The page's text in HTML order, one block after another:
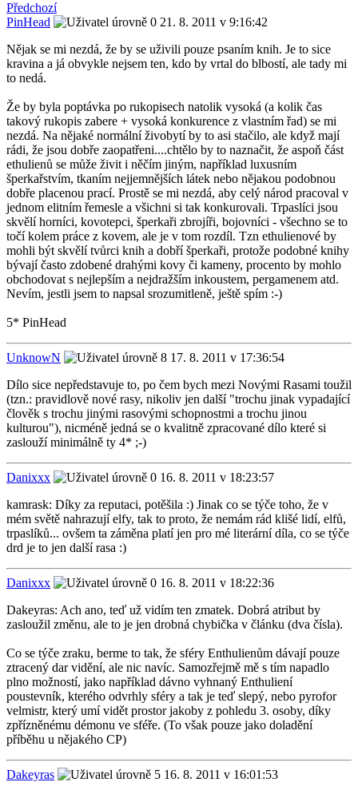
Předchozí
PinHead
21. 8. 2011 v 9:16:42
Nějak se mi nezdá, že by se uživili pouze psaním knih. Je to sice
kravina a já obvykle nejsem ten, kdo by vrtal do blbostí, ale tady mi
to nedá.
Že by byla poptávka po rukopisech natolik vysoká (a kolik čas
takový rukopis zabere + vysoká konkurence z vlastním řad) se mi
nezdá. Na nějaké normální živobytí by to asi stačilo, ale když mají
rádi, že jsou dobře zaopatřeni....chtělo by to naznačit, že aspoň část
ethulienů se může živit i něčím jiným, například luxusním
šperkařstvím, tkaním nejjemnějších látek nebo nějakou podobnou
dobře placenou prací. Prostě se mi nezdá, aby celý národ pracoval v
jednom elitním řemesle a všichni si tak konkurovali. Trpaslíci jsou
skvělí horníci, kovotepci, šperkaři zbrojíři, bojovníci - všechno se to
točí kolem práce z kovem, ale je v tom rozdíl. Tzn ethulienové by
mohli být skvělí tvůrci knih a dobří šperkaři, protože podobné knihy
bývají často zdobené drahými kovy či kameny, procento by mohlo
obchodovat s nejlepším a nejdražším inkoustem, pergamenem atd.
Nevím, jestli jsem to napsal srozumitleně, ještě spím :-)
5* PinHead
UnknowN
17. 8. 2011 v 17:36:54
Dílo sice nepředstavuje to, po čem bych mezi Novými Rasami toužil
(tzn.: pravidlově nové rasy, nikoliv jen další "trochu jinak vypadající
člověk s trochu jinými rasovými schopnostmi a trochu jinou
kulturou"), nicméně jedná se o kvalitně zpracované dílo které si
zaslouží minimálně ty 4* ;-)
Danixxx
16. 8. 2011 v 18:23:57
kamrask: Díky za reputaci, potěšila :) Jinak co se týče toho, že v
mém světě nahrazují elfy, tak to proto, že nemám rád klišé lidí, elfů,
trpaslíků... ovšem ta záměna platí jen pro mé literární díla, co se týče
drd je to jen další rasa :)
Danixxx
16. 8. 2011 v 18:22:36
Dakeyras: Ach ano, teď už vidím ten zmatek. Dobrá atribut by
zasloužil změnu, ale to je jen drobná chybička v článku (dva čísla).
Co se týče zraku, berme to tak, že sféry Enthulienům dávají pouze
ztracený dar vidění, ale nic navíc. Samozřejmě mě s tím napadlo
plno možností, jako například dávno vyhnaný Enthuliení
poustevník, kterého odvrhly sféry a tak je teď slepý, nebo pyrofor
velmistr, který umí vidět prostor jakoby z pohledu 3. osoby, díky
zpřízněnému démonu ve sféře. (To však pouze jako doladění
příběhu u nějakého CP)
Dakeyras
16. 8. 2011 v 16:01:53